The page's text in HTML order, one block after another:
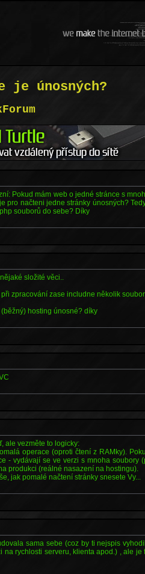
je únosných?
Pokud mám web o jedné stránce s
načteni jedne stránky únosných?
souborů do sebe? Díky
složité věci..
zpracování zase includne několik
hosting únosné? díky
ale vezměte to logicky:
operace (oproti čtení z RAMky).
- vydávají se ve verzi s mnoha soubory
produkci (reálné nasazení na hostingu).
jak pomalé načtení stránky snesete Vy...
sama sebe (coz by ti nejspis
rychlosti serveru, klienta apod.) , ale je